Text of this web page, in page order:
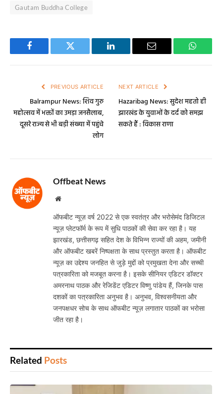
Gautam Buddha College
Facebook Twitter LinkedIn Email
PREVIOUS ARTICLE
Balrampur News: शिव गुरु
महोत्सव में भक्तों का उमड़ा जनसैलाब,
दूसरे राज्य से भी बड़ी संख्या में पहुंचे
लोग
NEXT ARTICLE
Hazaribag News: सुदेश महतो ही
झारखंड के युवाओं के दर्द को समझ
सकते हैं : विकास राणा
Offbeat News
Website
ऑफबीट न्यूज़ वर्ष 2022 से एक स्वतंत्र और भरोसेमंद डिजिटल
न्यूज़ प्लेटफॉर्म के रूप में सुधि पाठकों की सेवा कर रहा है। यह
झारखंड, छत्तीसगढ़ सहित देश के विभिन्न राज्यों की अहम, जमीनी
और ऑफबीट खबरें निष्पक्षता के साथ प्रस्तुत करता है। ऑफबीट
न्यूज़ का उद्देश्य जनहित से जुड़े मुद्दों को प्रमुखता देना और सच्ची
पत्रकारिता को मजबूत करना है। इसके सीनियर एडिटर डॉक्टर
अमरनाथ पाठक और रेजिडेंट एडिटर विष्णु पांडेय हैं, जिनके पास
दशकों का पत्रकारिता अनुभव है। अनुभव, विश्वसनीयता और
जनपक्षधर सोच के साथ ऑफबीट न्यूज़ लगातार पाठकों का भरोसा
जीत रहा है।
Related Posts